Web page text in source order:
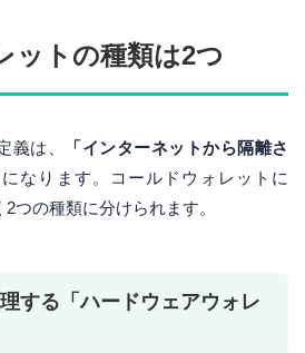
ットの種類は2つ
義は、
「インターネットから隔離さ
なります。コールドウォレットに
つの種類に分けられます。
する「ハードウェアウォレ